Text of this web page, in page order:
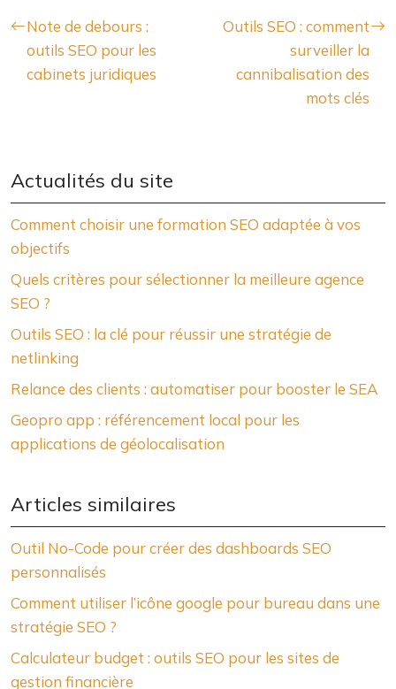
Note de debours :
outils SEO pour les
cabinets juridiques
Outils SEO : comment
surveiller la
cannibalisation des
mots clés
Actualités du site
Comment choisir une formation SEO adaptée à vos
objectifs
Quels critères pour sélectionner la meilleure agence
SEO ?
Outils SEO : la clé pour réussir une stratégie de
netlinking
Relance des clients : automatiser pour booster le SEA
Geopro app : référencement local pour les
applications de géolocalisation
Articles similaires
Outil No-Code pour créer des dashboards SEO
personnalisés
Comment utiliser l’icône google pour bureau dans une
stratégie SEO ?
Calculateur budget : outils SEO pour les sites de
gestion financière